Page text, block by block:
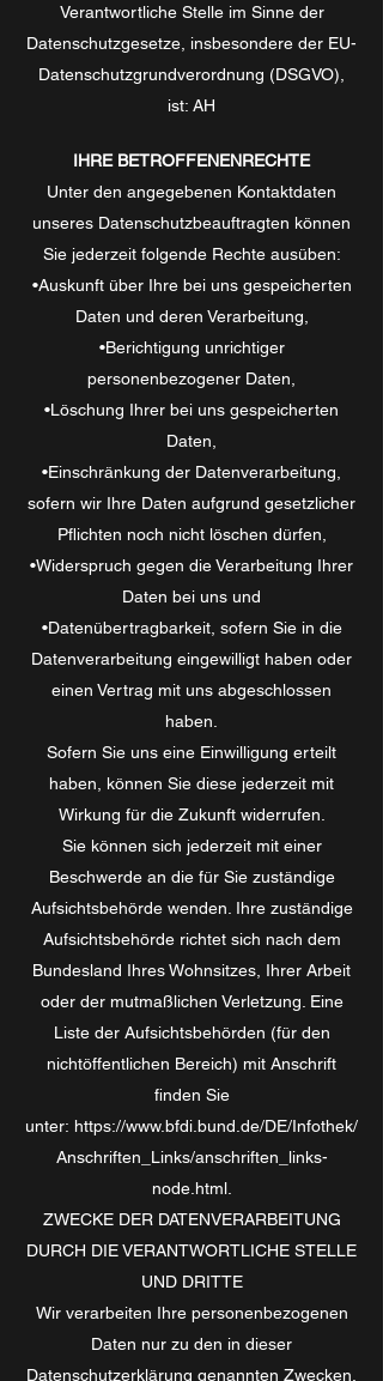
Verantwortliche Stelle im Sinne der
Datenschutzgesetze, insbesondere der EU-
Datenschutzgrundverordnung (DSGVO),
ist: AH
IHRE BETROFFENENRECHTE
Unter den angegebenen Kontaktdaten
unseres Datenschutzbeauftragten können
Sie jederzeit folgende Rechte ausüben:
•Auskunft über Ihre bei uns gespeicherten
Daten und deren Verarbeitung,
•Berichtigung unrichtiger
personenbezogener Daten,
•Löschung Ihrer bei uns gespeicherten
Daten,
•Einschränkung der Datenverarbeitung,
sofern wir Ihre Daten aufgrund gesetzlicher
Pflichten noch nicht löschen dürfen,
•Widerspruch gegen die Verarbeitung Ihrer
Daten bei uns und
•Datenübertragbarkeit, sofern Sie in die
Datenverarbeitung eingewilligt haben oder
einen Vertrag mit uns abgeschlossen
haben.
Sofern Sie uns eine Einwilligung erteilt
haben, können Sie diese jederzeit mit
Wirkung für die Zukunft widerrufen.
Sie können sich jederzeit mit einer
Beschwerde an die für Sie zuständige
Aufsichtsbehörde wenden. Ihre zuständige
Aufsichtsbehörde richtet sich nach dem
Bundesland Ihres Wohnsitzes, Ihrer Arbeit
oder der mutmaßlichen Verletzung. Eine
Liste der Aufsichtsbehörden (für den
nichtöffentlichen Bereich) mit Anschrift
finden Sie
unter: https://www.bfdi.bund.de/DE/Infothek/
Anschriften_Links/anschriften_links-
node.html.
ZWECKE DER DATENVERARBEITUNG
DURCH DIE VERANTWORTLICHE STELLE
UND DRITTE
Wir verarbeiten Ihre personenbezogenen
Daten nur zu den in dieser
Datenschutzerklärung genannten Zwecken.